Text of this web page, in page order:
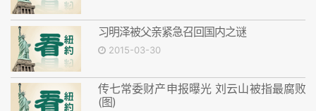
习明泽被父亲紧急召回国内之谜
2015-03-30
传七常委财产申报曝光 刘云山被指最腐败
(图)